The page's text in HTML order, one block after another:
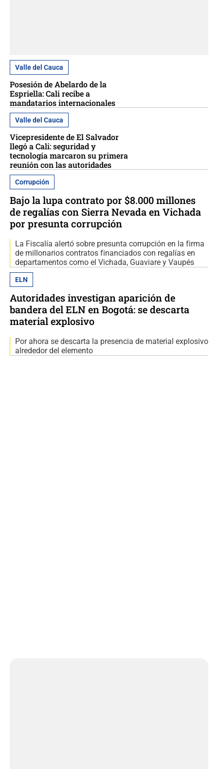
Valle del Cauca
Posesión de Abelardo de la
Espriella: Cali recibe a
mandatarios internacionales
Valle del Cauca
Vicepresidente de El Salvador
llegó a Cali: seguridad y
tecnología marcaron su primera
reunión con las autoridades
Corrupción
Bajo la lupa contrato por $8.000 millones
de regalías con Sierra Nevada en Vichada
por presunta corrupción
La Fiscalía alertó sobre presunta corrupción en la firma
de millonarios contratos financiados con regalías en
departamentos como el Vichada, Guaviare y Vaupés
ELN
Autoridades investigan aparición de
bandera del ELN en Bogotá: se descarta
material explosivo
Por ahora se descarta la presencia de material explosivo
alrededor del elemento